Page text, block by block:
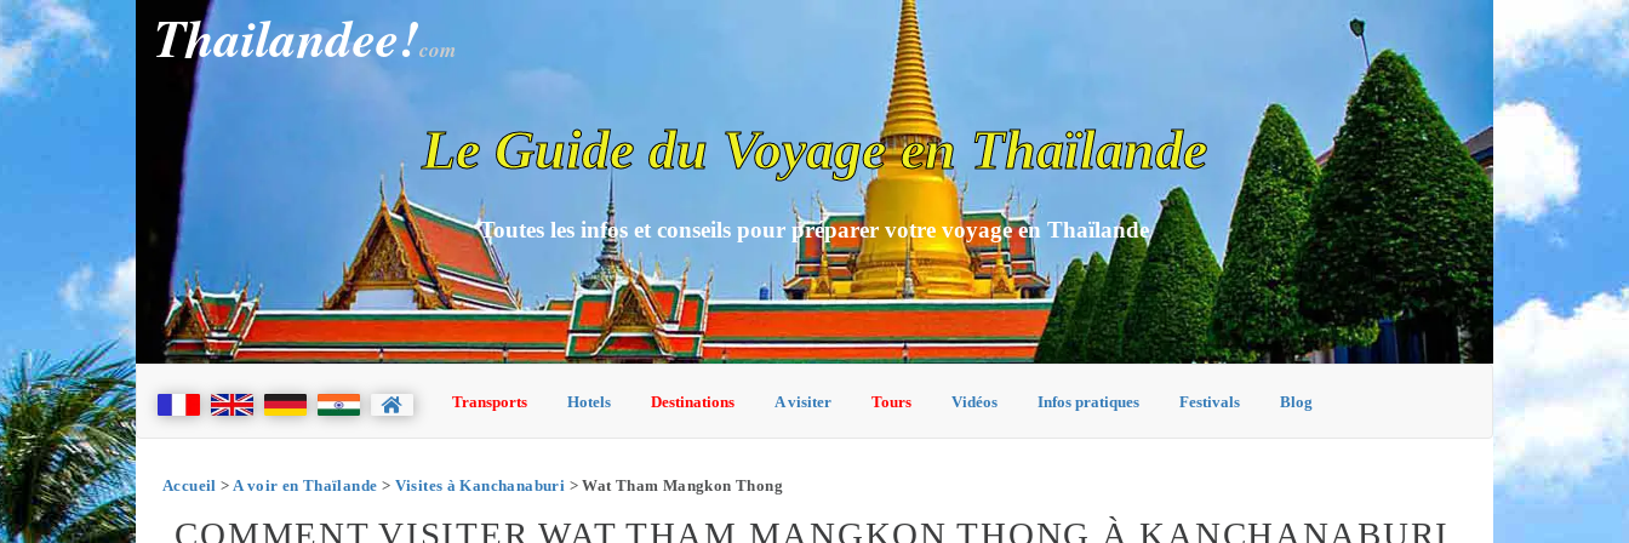
Thailandee!com
Le Guide du Voyage en Thaïlande
Toutes les infos et conseils pour préparer votre voyage en Thaïlande
Transports Hotels Destinations A visiter Tours Vidéos Infos pratiques Festivals Blog
Accueil > A voir en Thaïlande > Visites à Kanchanaburi > Wat Tham Mangkon Thong
COMMENT VISITER WAT THAM MANGKON THONG À KANCHANABURI